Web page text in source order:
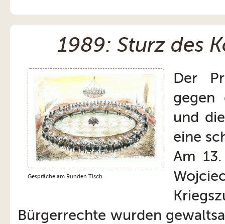
1989: Sturz des
Gespräche am Runden Tisch
Der
gegen
und
eine
Am
Bürgerrechte wurden